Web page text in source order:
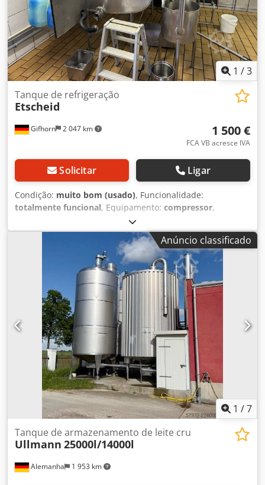
1 /3
Gifhorn 2 047 km
Tanque de refrigeração
Etscheid
1 500 €
FCA VB acresce IVA
Solicitar Ligar
Condição: muito bom (usado), Funcionalidade:
totalmente funcional, Equipamento: compressor,
Fabricante: ETSCHEID Capacidade: 1500 l Equipado com
agitador Com unidade de limpeza integrada (CIP) Inclui
unidade de refrigeração Condição: muito boa Dodpfx
Anúncio classificado
1 /7
Alemanha 1 953 km
Tanque de armazenamento de leite cru
Ullmann 25000l/14000l